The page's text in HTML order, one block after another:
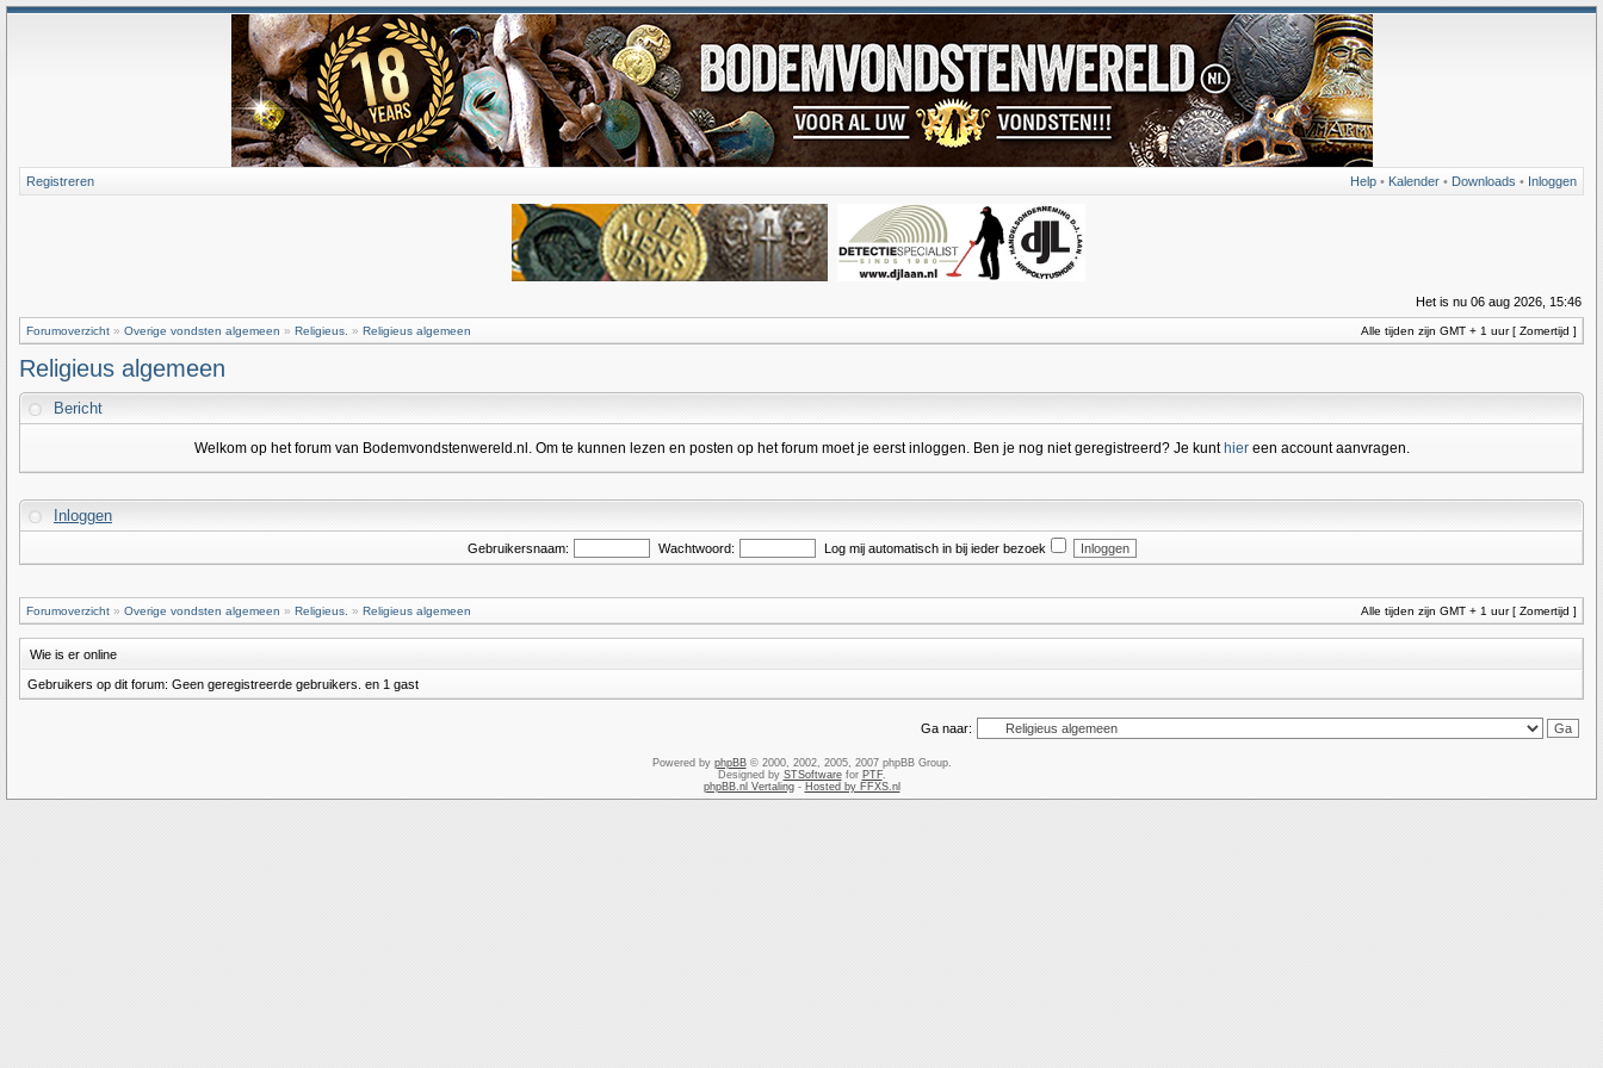
Help • Kalender • Downloads • Inloggen
Registreren
Het is nu 06 aug 2026, 15:46
Forumoverzicht » Overige vondsten algemeen » Religieus. » Religieus algemeen Alle tijden zijn GMT + 1 uur [ Zomertijd ]
Religieus algemeen
Bericht
Welkom op het forum van Bodemvondstenwereld.nl. Om te kunnen lezen en posten op het forum moet je eerst inloggen. Ben je nog niet geregistreerd? Je kunt hiereen account aanvragen.
Inloggen
Gebruikersnaam: Wachtwoord: Log mij automatisch in bij ieder bezoek
Forumoverzicht » Overige vondsten algemeen » Religieus. » Religieus algemeen Alle tijden zijn GMT + 1 uur [ Zomertijd ]
Wie is er online
Gebruikers op dit forum: Geen geregistreerde gebruikers. en 1 gast
Ga naar:
Powered by phpBB© 2000, 2002, 2005, 2007 phpBB Group.
Designed by STSoftwarefor PTF.
phpBB.nl Vertaling- Hosted by FFXS.nl